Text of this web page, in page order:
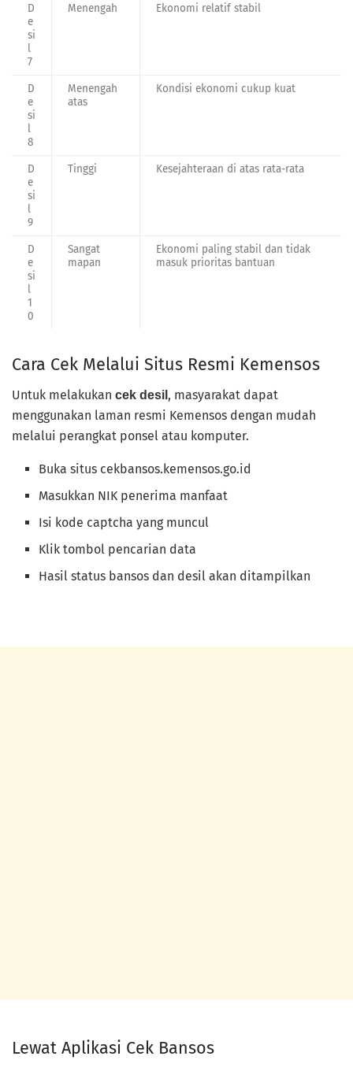
D
e
si
l
7
Menengah Ekonomi relatif stabil
D
e
si
l
8
Menengah
atas
Kondisi ekonomi cukup kuat
D
e
si
l
9
Tinggi Kesejahteraan di atas rata-rata
D
e
si
l
1
0
Sangat
mapan
Ekonomi paling stabil dan tidak
masuk prioritas bantuan
Cara Cek Melalui Situs Resmi Kemensos
Untuk melakukan cek desil , masyarakat dapat
menggunakan laman resmi Kemensos dengan mudah
melalui perangkat ponsel atau komputer.
Buka situs cekbansos.kemensos.go.id
Masukkan NIK penerima manfaat
Isi kode captcha yang muncul
Klik tombol pencarian data
Hasil status bansos dan desil akan ditampilkan
Lewat Aplikasi Cek Bansos